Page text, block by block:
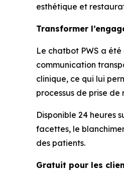
esthétique et
Transformer
Le chatbot PWS a
communication
clinique, ce qui lui
processus de prise de
Disponible 24 heures
facettes, le
des patients.
Gratuit pour les